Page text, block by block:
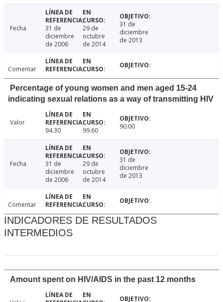
Fecha
31 de
diciembre
de 2006
29 de
octubre
de 2014
31 de
diciembre
de 2013
Comentar
Percentage of young women and men aged 15-24
indicating sexual relations as a way of transmitting HIV
Valor
94.30
99.60 90.00
Fecha
31 de
diciembre
de 2006
29 de
octubre
de 2014
31 de
diciembre
de 2013
Comentar
INDICADORES DE RESULTADOS
INTERMEDIOS
Amount spent on HIV/AIDS in the past 12 months